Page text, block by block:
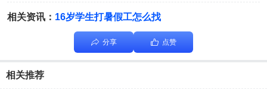
相关资讯： 16岁学生打暑假工怎么找
分享 点赞
相关推荐